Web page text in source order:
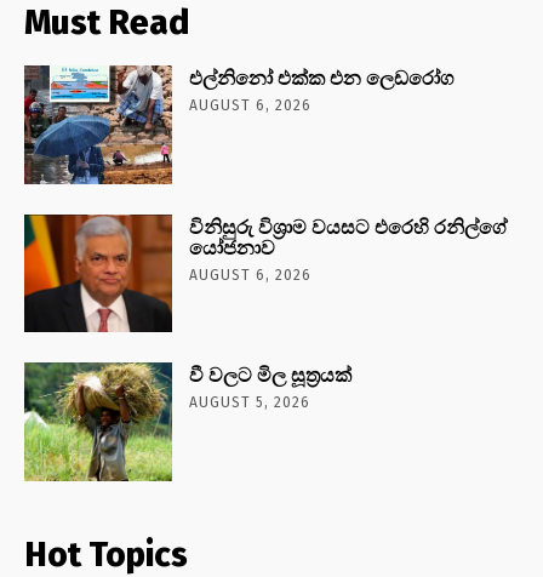
Must Read
එල්නිනෝ එක්ක එන ලෙඩරෝග
AUGUST 6, 2026
විනිසුරු විශ්‍රාම වයසට එරෙහි රනිල්ගේ
යෝජනාව
AUGUST 6, 2026
වී වලට මිල සූත්‍රයක්
AUGUST 5, 2026
Hot Topics